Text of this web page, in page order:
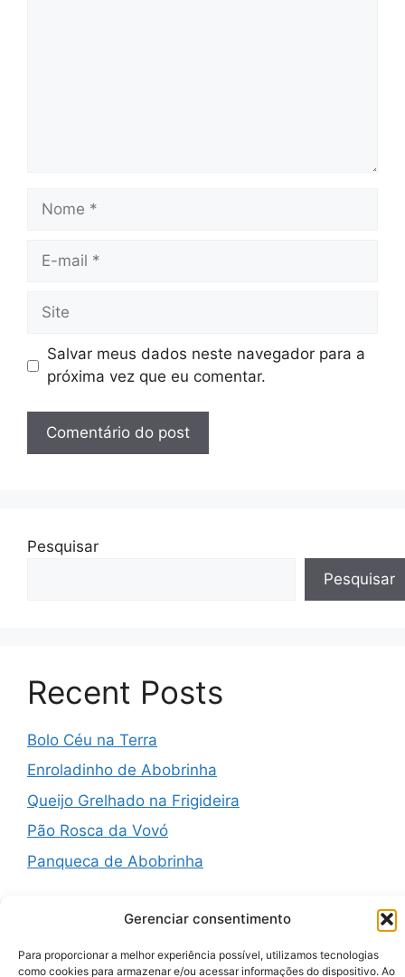
Gerenciar consentimento
Para proporcionar a melhor experiência possível, utilizamos tecnologias
como cookies para armazenar e/ou acessar informações do dispositivo. Ao
Nome
Site
Salvar meus dados neste navegador para a
próxima vez que eu comentar.
Pesquisar
Pesquisar
Recent Posts
Bolo Céu na Terra
Enroladinho de Abobrinha
Queijo Grelhado na Frigideira
Pão Rosca da Vovó
Panqueca de Abobrinha
Recent Comments